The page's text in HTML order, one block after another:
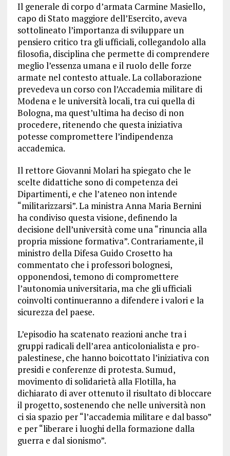
Il generale di corpo d’armata Carmine Masiello,
capo di Stato maggiore dell’Esercito, aveva
sottolineato l’importanza di sviluppare un
pensiero critico tra gli ufficiali, collegandolo alla
filosofia, disciplina che permette di comprendere
meglio l’essenza umana e il ruolo delle forze
armate nel contesto attuale. La collaborazione
prevedeva un corso con l’Accademia militare di
Modena e le università locali, tra cui quella di
Bologna, ma quest’ultima ha deciso di non
procedere, ritenendo che questa iniziativa
potesse compromettere l’indipendenza
accademica.
Il rettore Giovanni Molari ha spiegato che le
scelte didattiche sono di competenza dei
Dipartimenti, e che l’ateneo non intende
“militarizzarsi”. La ministra Anna Maria Bernini
ha condiviso questa visione, definendo la
decisione dell’università come una “rinuncia alla
propria missione formativa”. Contrariamente, il
ministro della Difesa Guido Crosetto ha
commentato che i professori bolognesi,
opponendosi, temono di compromettere
l’autonomia universitaria, ma che gli ufficiali
coinvolti continueranno a difendere i valori e la
sicurezza del paese.
L’episodio ha scatenato reazioni anche tra i
gruppi radicali dell’area anticolonialista e pro-
palestinese, che hanno boicottato l’iniziativa con
presidi e conferenze di protesta. Sumud,
movimento di solidarietà alla Flotilla, ha
dichiarato di aver ottenuto il risultato di bloccare
il progetto, sostenendo che nelle università non
ci sia spazio per “l’accademia militare e dal basso”
e per “liberare i luoghi della formazione dalla
guerra e dal sionismo”.